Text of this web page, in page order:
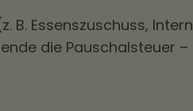
B. Essenszuschuss,
die Pauschalsteuer